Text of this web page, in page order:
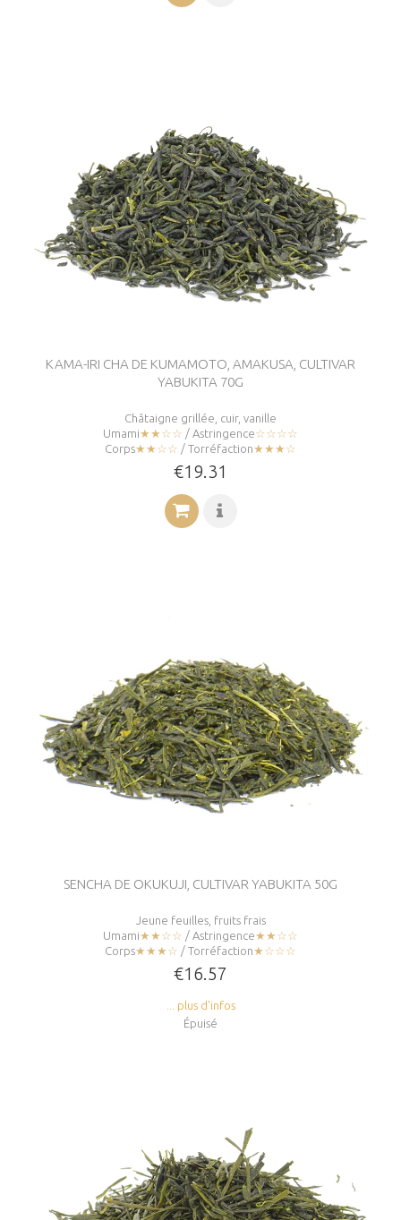
KAMA-IRI CHA DE KUMAMOTO, AMAKUSA, CULTIVAR
YABUKITA 70G
Châtaigne grillée, cuir, vanille
Umami★★☆☆ / Astringence☆☆☆☆
Corps★★☆☆ / Torréfaction★★★☆
€19.31
SENCHA DE OKUKUJI, CULTIVAR YABUKITA 50G
Jeune feuilles, fruits frais
Umami★★☆☆ / Astringence★★☆☆
Corps★★★☆ / Torréfaction★☆☆☆
€16.57
... plus d'infos
Épuisé